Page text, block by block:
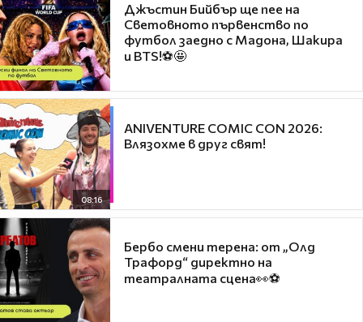
Джъстин Бийбър ще пее на
Световното първенство по
футбол заедно с Мадона, Шакира
и BTS!⚽🤩
08:16
ANIVENTURE COMIC CON 2026:
Влязохме в друг свят!
Бербо смени терена: от „Олд
Трафорд“ директно на
театралната сцена👀⚽